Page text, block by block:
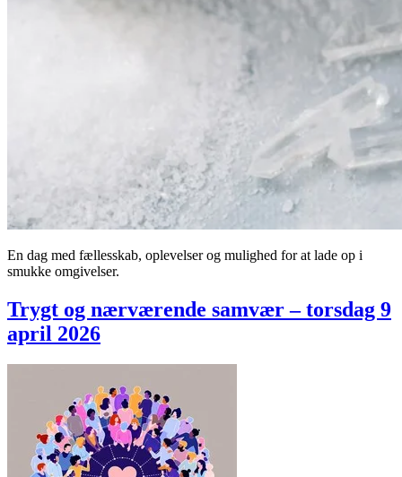
En dag med fællesskab, oplevelser og mulighed for at lade op i
smukke omgivelser.
Trygt og nærværende samvær – torsdag 9
april 2026